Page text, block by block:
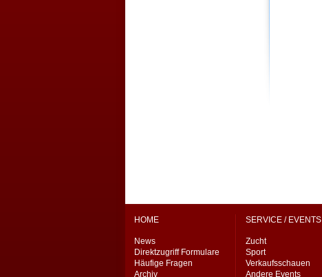
HOME
News
Direktzugriff Formulare
Häufige Fragen
Archiv
SERVICE / EVENTS
Zucht
Sport
Verkaufsschauen
Andere Events